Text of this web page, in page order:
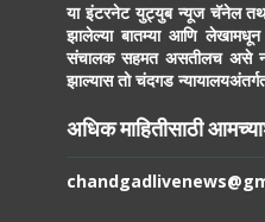
या इंटरनेट युट्युब न्यूज चॅनेल
झालेल्या बातम्या आणि
संचालक सहमत असतीलच असे
झाल्यास तो चंदगड
अधिक माहितीसाठी